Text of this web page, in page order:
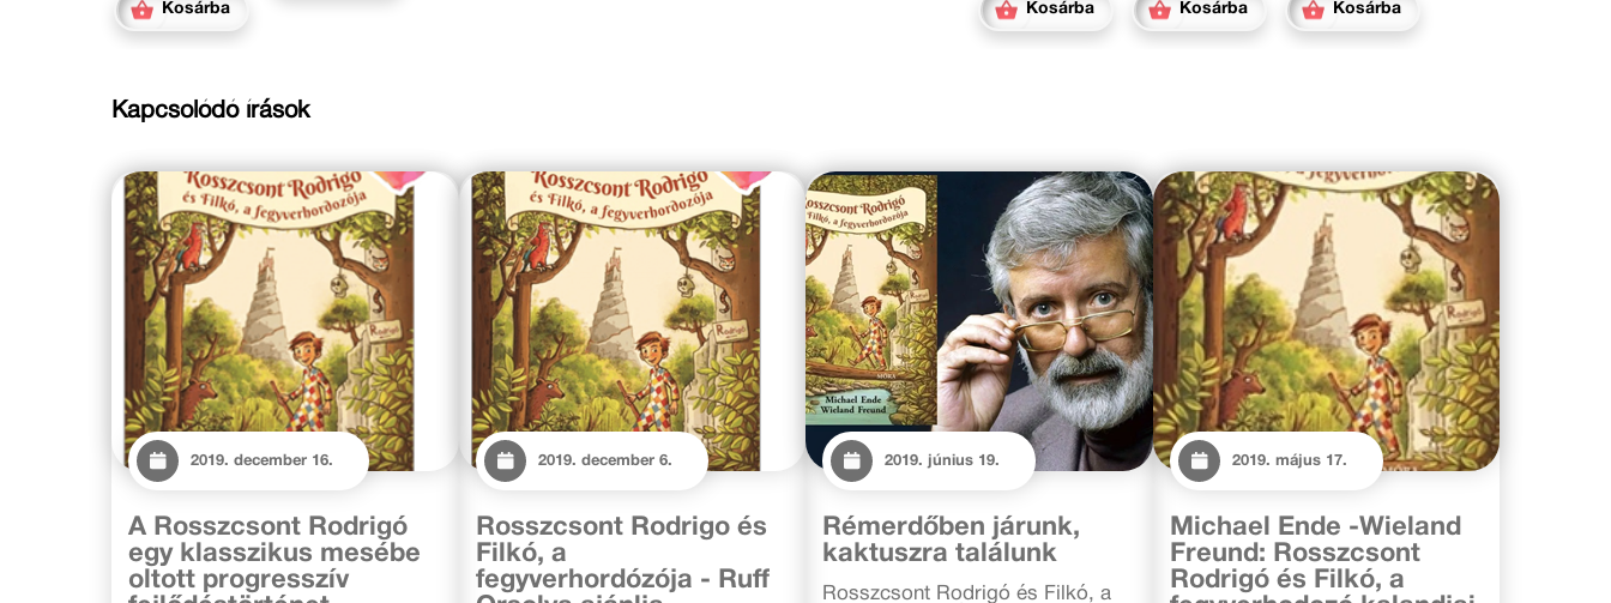
Kosárba Kosárba Kosárba Kosárba
Kapcsolódó írások
2019. december 16.
A Rosszcsont Rodrigó
egy klasszikus mesébe
oltott progresszív
2019. december 6.
Rosszcsont Rodrigo és
Filkó, a
fegyverhordózója - Ruff
2019. június 19.
Rémerdőben járunk,
kaktuszra találunk
Rosszcsont Rodrigó és Filkó, a
2019. május 17.
Michael Ende -Wieland
Freund: Rosszcsont
Rodrigó és Filkó, a